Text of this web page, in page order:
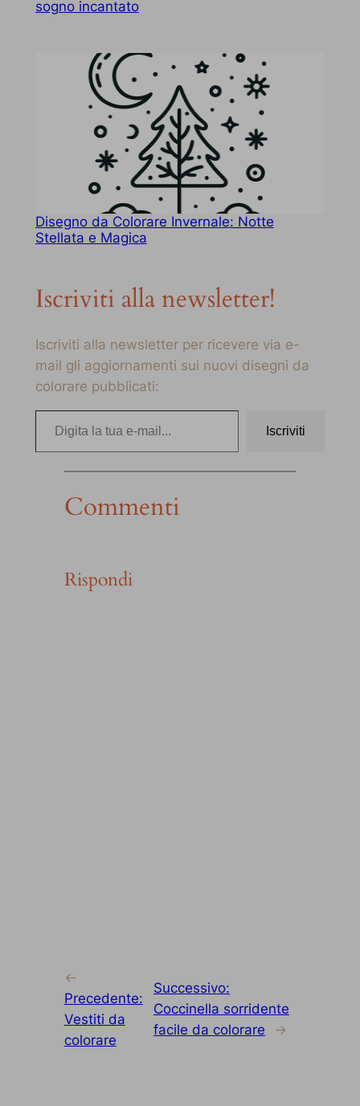
sogno incantato
Disegno da Colorare Invernale: Notte
Stellata e Magica
Iscriviti alla newsletter!
Iscriviti alla newsletter per ricevere via e-
mail gli aggiornamenti sui nuovi disegni da
colorare pubblicati:
Digita la tua e-mail…
Iscriviti
Commenti
Rispondi
←
Precedente:
Vestiti da
colorare
Successivo:
Coccinella sorridente
facile da colorare
→